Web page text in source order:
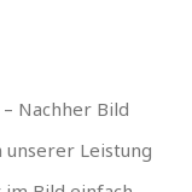
Nachher Bild
unserer Leistung